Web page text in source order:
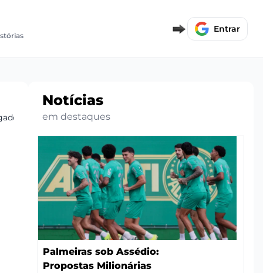
Entrar
Notícias
em destaques
Palmeiras sob Assédio:
Propostas Milionárias